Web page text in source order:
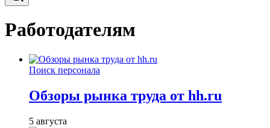
Работодателям
Поиск персонала
Обзоры рынка труда от hh.ru
5 августа